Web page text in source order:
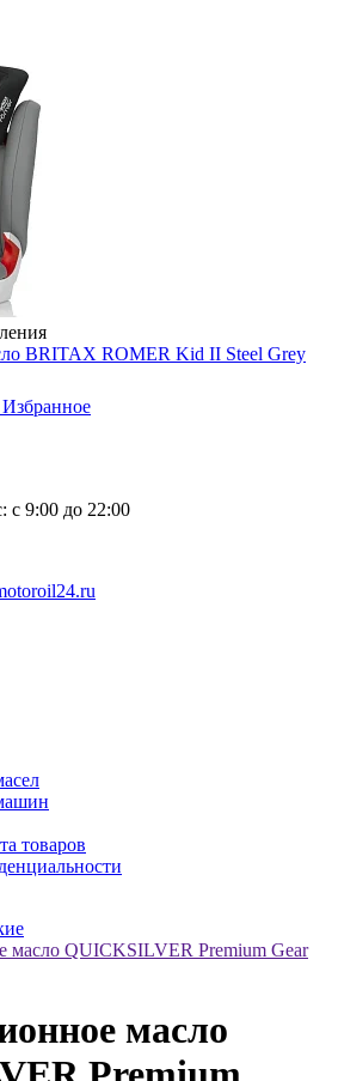
BRITAX ROMER Kid II Steel Grey
Избранное
с 9:00 до 22:00
товаров
масло QUICKSILVER Premium Gear
масло